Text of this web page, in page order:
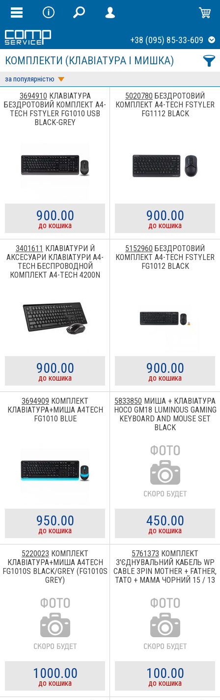
+38 (095) 85-33-609
КОМПЛЕКТИ (КЛАВІАТУРА І МИШКА)
за популярністю
3694910 КЛАВІАТУРА
БЕЗДРОТОВИЙ КОМПЛЕКТ A4-
TECH FSTYLER FG1010 USB
BLACK-GREY
900.00
до кошика
5020780 БЕЗДРОТОВИЙ
КОМПЛЕКТ A4-TECH FSTYLER
FG1112 BLACK
900.00
до кошика
3401611 КЛАВІАТУРИ Й
АКСЕСУАРИ КЛАВІАТУРИ A4-
TECH БЕСПРОВОДНОЙ
КОМПЛЕКТ A4-TECH 4200N
900.00
до кошика
5152960 БЕЗДРОТОВИЙ
КОМПЛЕКТ A4-TECH FSTYLER
FG1012 BLACK
900.00
до кошика
3694909 КОМПЛЕКТ
КЛАВІАТУРА+МИША A4TECH
FG1010 BLUE
950.00
до кошика
5833850 МИША + КЛАВІАТУРА
HOCO GM18 LUMINOUS GAMING
KEYBOARD AND MOUSE SET
BLACK
450.00
до кошика
5220023 КОМПЛЕКТ
КЛАВІАТУРА+МИША A4TECH
FG1010S BLACK/GREY (FG1010S
GREY)
1000.00
до кошика
5761373 КОМПЛЕКТ
З'ЄДНУВАЛЬНИЙ КАБЕЛЬ WP
CABLE 3PIN MOTHER + FATHER,
ТАТО + МАМА ЧОРНИЙ 15 / 13
100.00
до кошика